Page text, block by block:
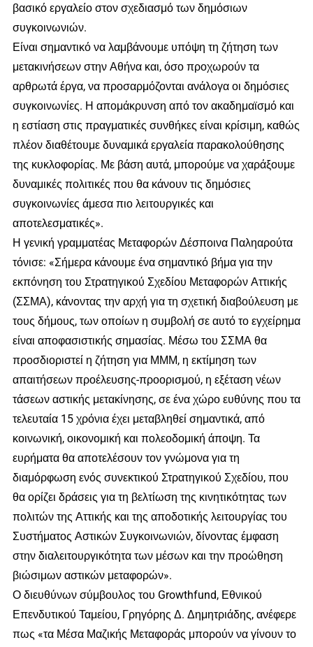
βασικό εργαλείο στον σχεδιασμό των δημόσιων
συγκοινωνιών.
Είναι σημαντικό να λαμβάνουμε υπόψη τη ζήτηση των
μετακινήσεων στην Αθήνα και, όσο προχωρούν τα
αρθρωτά έργα, να προσαρμόζονται ανάλογα οι δημόσιες
συγκοινωνίες. Η απομάκρυνση από τον ακαδημαϊσμό και
η εστίαση στις πραγματικές συνθήκες είναι κρίσιμη, καθώς
πλέον διαθέτουμε δυναμικά εργαλεία παρακολούθησης
της κυκλοφορίας. Με βάση αυτά, μπορούμε να χαράξουμε
δυναμικές πολιτικές που θα κάνουν τις δημόσιες
συγκοινωνίες άμεσα πιο λειτουργικές και
αποτελεσματικές».
Η γενική γραμματέας Μεταφορών Δέσποινα Παληαρούτα
τόνισε: «Σήμερα κάνουμε ένα σημαντικό βήμα για την
εκπόνηση του Στρατηγικού Σχεδίου Μεταφορών Αττικής
(ΣΣΜΑ), κάνοντας την αρχή για τη σχετική διαβούλευση με
τους δήμους, των οποίων η συμβολή σε αυτό το εγχείρημα
είναι αποφασιστικής σημασίας. Μέσω του ΣΣΜΑ θα
προσδιοριστεί η ζήτηση για ΜΜΜ, η εκτίμηση των
απαιτήσεων προέλευσης-προορισμού, η εξέταση νέων
τάσεων αστικής μετακίνησης, σε ένα χώρο ευθύνης που τα
τελευταία 15 χρόνια έχει μεταβληθεί σημαντικά, από
κοινωνική, οικονομική και πολεοδομική άποψη. Τα
ευρήματα θα αποτελέσουν τον γνώμονα για τη
διαμόρφωση ενός συνεκτικού Στρατηγικού Σχεδίου, που
θα ορίζει δράσεις για τη βελτίωση της κινητικότητας των
πολιτών της Αττικής και της αποδοτικής λειτουργίας του
Συστήματος Αστικών Συγκοινωνιών, δίνοντας έμφαση
στην διαλειτουργικότητα των μέσων και την προώθηση
βιώσιμων αστικών μεταφορών».
Ο διευθύνων σύμβουλος του Growthfund, Εθνικού
Επενδυτικού Ταμείου, Γρηγόρης Δ. Δημητριάδης, ανέφερε
πως «τα Μέσα Μαζικής Μεταφοράς μπορούν να γίνουν το